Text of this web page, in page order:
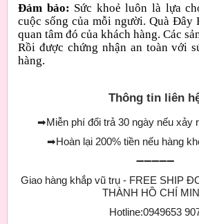
Đảm bảo: Sức khoẻ luôn là lựa
cuộc sống của mỗi người. Quà Đây
quan tâm đó của khách hàng. Các
Rồi được chứng nhận an toàn với
hàng.
Thông tin liên
➡Miễn phí đổi trả 30 ngày nếu xảy
➡Hoàn lại 200% tiền nếu hàng
➖➖➖➖➖
Giao hàng khắp vũ trụ - FREE SHIP
THÀNH HỒ CHÍ
Hotline:0949653